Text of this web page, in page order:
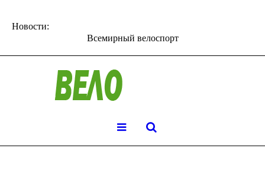
Новости:
Всемирный велоспорт